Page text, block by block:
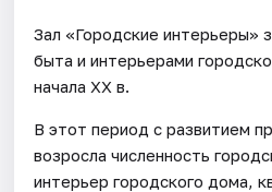
Зал «Городские интерьеры»
быта и интерьерами
начала XX в.
В этот период с развитием
возросла численность
интерьер городского дома,